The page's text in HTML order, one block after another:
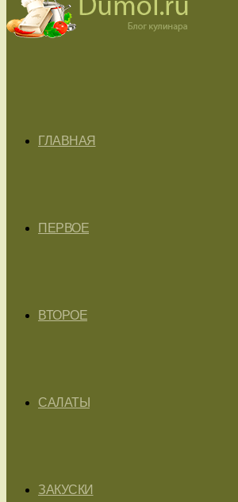
ГЛАВНАЯ
ПЕРВОЕ
ВТОРОЕ
САЛАТЫ
ЗАКУСКИ